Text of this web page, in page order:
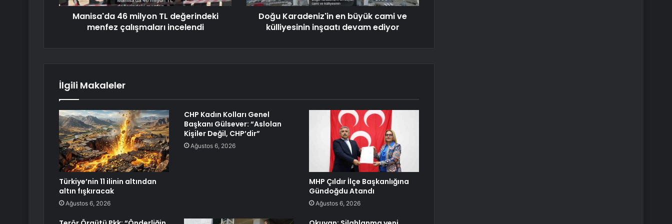
Manisa'da 46 milyon TL değerindeki
menfez çalışmaları incelendi
Doğu Karadeniz'in en büyük cami ve
külliyesinin inşaatı devam ediyor
İlgili Makaleler
Türkiye’nin 11 ilinin altından
altın fışkıracak
Ağustos 6, 2026
CHP Kadın Kolları Genel
Başkanı Gülsever: “Aslolan
Kişiler Değil, CHP’dir”
Ağustos 6, 2026
MHP Çıldır İlçe Başkanlığına
Gündoğdu Atandı
Ağustos 6, 2026